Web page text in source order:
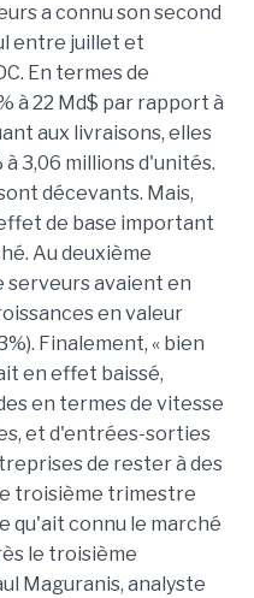
a connu son second
entre juillet et
En termes de
à 22 Md$ par rapport à
aux livraisons, elles
3,06 millions d'unités.
décevants. Mais,
de base important
Au deuxième
serveurs avaient en
en valeur
Finalement, « bien
en effet baissé,
en termes de vitesse
et d'entrées-sorties
de rester à des
troisième trimestre
qu'ait connu le marché
le troisième
Maguranis, analyste